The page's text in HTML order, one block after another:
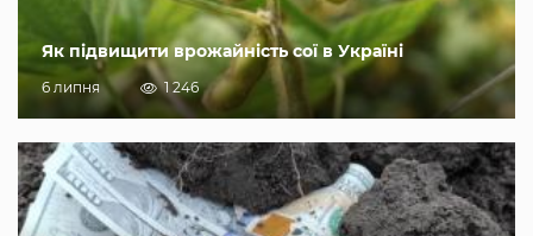
Як підвищити врожайність сої в Україні
6 липня 1 246